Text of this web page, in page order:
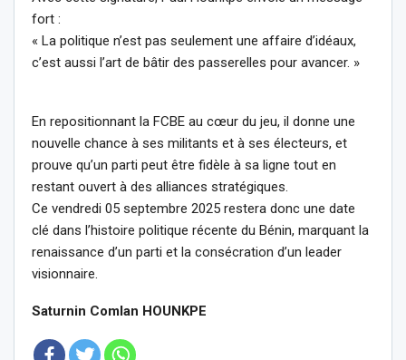
fort :
« La politique n’est pas seulement une affaire d’idéaux,
c’est aussi l’art de bâtir des passerelles pour avancer. »
En repositionnant la FCBE au cœur du jeu, il donne une
nouvelle chance à ses militants et à ses électeurs, et
prouve qu’un parti peut être fidèle à sa ligne tout en
restant ouvert à des alliances stratégiques.
Ce vendredi 05 septembre 2025 restera donc une date
clé dans l’histoire politique récente du Bénin, marquant la
renaissance d’un parti et la consécration d’un leader
visionnaire.
Saturnin Comlan HOUNKPE